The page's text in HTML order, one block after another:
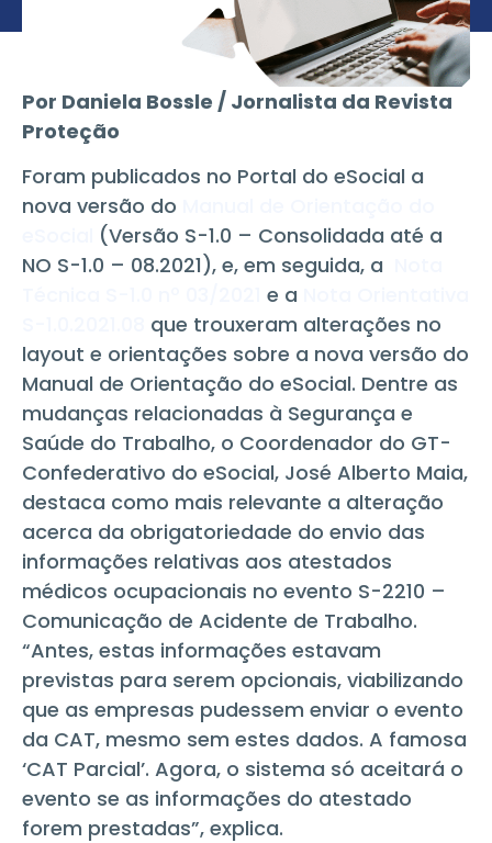
Por Daniela Bossle / Jornalista da Revista
Proteção
Foram publicados no Portal do eSocial a
nova versão do
(Versão S-1.0 – Consolidada até a
NO S-1.0 – 08.2021), e, em seguida, a
e a
que trouxeram alterações no
layout e orientações sobre a nova versão do
Manual de Orientação do eSocial. Dentre as
mudanças relacionadas à Segurança e
Saúde do Trabalho, o Coordenador do GT-
Confederativo do eSocial, José Alberto Maia,
destaca como mais relevante a alteração
acerca da obrigatoriedade do envio das
informações relativas aos atestados
médicos ocupacionais no evento S-2210 –
Comunicação de Acidente de Trabalho.
“Antes, estas informações estavam
previstas para serem opcionais, viabilizando
que as empresas pudessem enviar o evento
da CAT, mesmo sem estes dados. A famosa
‘CAT Parcial’. Agora, o sistema só aceitará o
evento se as informações do atestado
forem prestadas”, explica.